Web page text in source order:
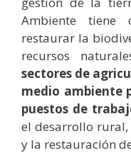
Ambiente tiene
restaurar la
recursos
sectores de
medio ambiente
puestos de
el desarrollo rural,
y la restauración